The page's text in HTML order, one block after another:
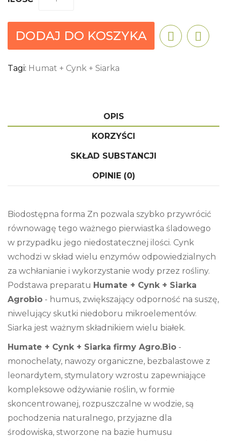
DODAJ DO KOSZYKA
Tagi: Humat + Cynk + Siarka
OPIS
KORZYŚCI
SKŁAD SUBSTANCJI
OPINIE (0)
Biodostępna forma Zn pozwala szybko przywrócić
równowagę tego ważnego pierwiastka śladowego
w przypadku jego niedostatecznej ilości. Cynk
wchodzi w skład wielu enzymów odpowiedzialnych
za wchłanianie i wykorzystanie wody przez rośliny.
Podstawa preparatu Humate + Cynk + Siarka
Agrobio - humus, zwiększający odporność na suszę,
niwelujący skutki niedoboru mikroelementów.
Siarka jest ważnym składnikiem wielu białek.
Humate + Cynk + Siarka firmy Agro.Bio -
monochelaty, nawozy organiczne, bezbalastowe z
leonardytem, ​​stymulatory wzrostu zapewniające
kompleksowe odżywianie roślin, w formie
skoncentrowanej, rozpuszczalne w wodzie, są
pochodzenia naturalnego, przyjazne dla
środowiska, stworzone na bazie humusu